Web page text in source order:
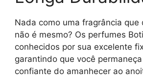
Nada como uma fragrância que
não é mesmo? Os perfumes
conhecidos por sua excelente
garantindo que você
confiante do amanhecer ao